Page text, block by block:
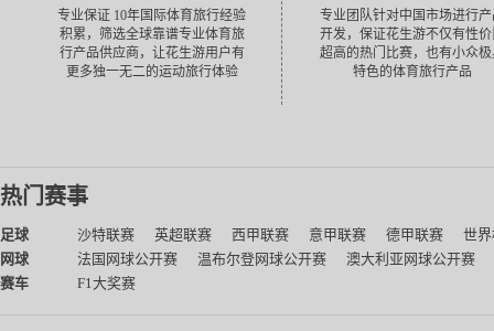
专业保证 10年国际体育旅行经验
积累，筛选全球靠谱专业体育旅
行产品供应商，让花生游用户有
更多独一无二的运动旅行体验
专业团队针对中国市场进行产
开发，保证花生游不仅有性价
超高的热门比赛，也有小众极
特色的体育旅行产品
热门赛事
足球 沙特联赛 英超联赛 西甲联赛 意甲联赛 德甲联赛
世
网球
法国网球公开赛 温布尔登网球公开赛
澳大利亚网球公开赛
赛车
F1大奖赛